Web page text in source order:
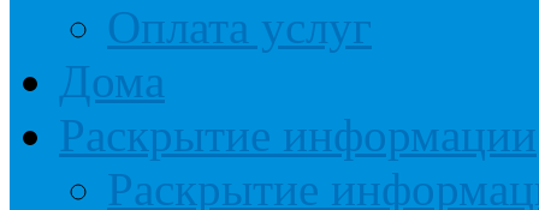
Оплата услуг
Дома
Раскрытие информации
Раскрытие